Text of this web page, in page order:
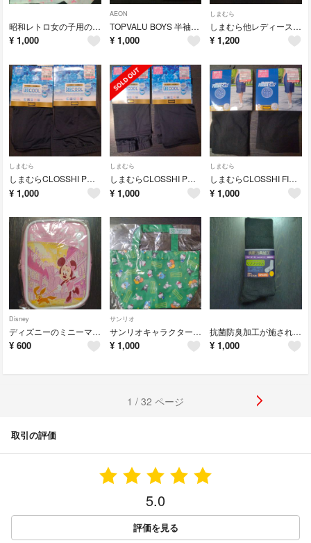
昭和レトロ女の子用のタンクトップ肌着3枚セット
¥ 1,000
AEON
TOPVALU BOYS 半袖丸首肌着 ・ボクサーブリーフ セット
¥ 1,000
しまむら
しまむら他レディースインナー、キャミソール2枚セット
¥ 1,200
しまむら
しまむらCLOSSHI PREMIUM超COOL 3分丈スパッツの2枚セット
¥ 1,000
しまむら
しまむらCLOSSHI PREMIUM超COOL 3分丈スパッツの2枚セット
¥ 1,000
しまむら
しまむらCLOSSHI FIBERDRＹの1分丈スパッツ2枚セット
¥ 1,000
Disney
ディズニーのミニーマウスマルチポーチ
¥ 600
サンリオ
サンリオキャラクターズのミニバッグ
¥ 1,000
抗菌防臭加工が施されたリブソックス5足組
¥ 1,000
1 / 32 ページ
取引の評価
5.0
評価を見る